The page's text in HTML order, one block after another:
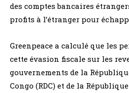
des comptes bancaires
profits à l’étranger pour
Greenpeace a calculé que les
cette évasion fiscale sur les
gouvernements de la
Congo (RDC) et de la